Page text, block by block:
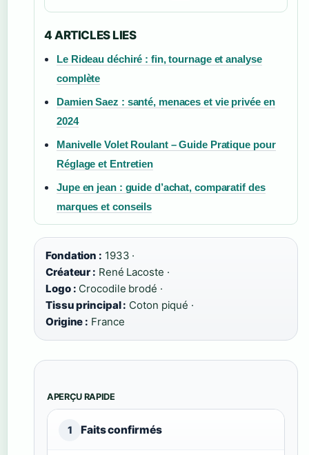
4 ARTICLES LIES
Le Rideau déchiré : fin, tournage et analyse
complète
Damien Saez : santé, menaces et vie privée en
2024
Manivelle Volet Roulant – Guide Pratique pour
Réglage et Entretien
Jupe en jean : guide d’achat, comparatif des
marques et conseils
Fondation : 1933 ·
Créateur : René Lacoste ·
Logo : Crocodile brodé ·
Tissu principal : Coton piqué ·
Origine : France
APERÇU RAPIDE
1 Faits confirmés